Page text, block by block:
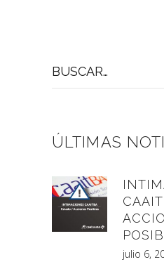
por:
ÚLTIMAS
julio 6,